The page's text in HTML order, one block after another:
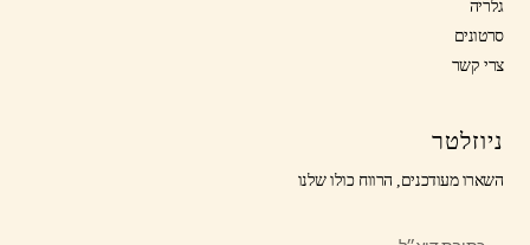
קשר
מעודכנים, הרווח כולו שלנו